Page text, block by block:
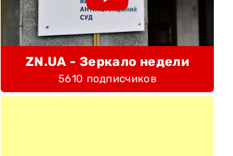
ZN.UA - Зеркало недели
5610 подписчиков